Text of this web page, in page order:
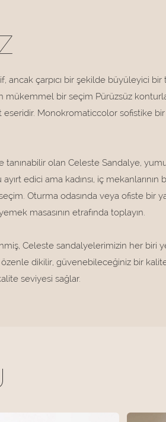
çarpıcı bir şekilde büyüleyici bir
mükemmel bir seçim Pürüzsüz
Monokromaticcolor sofistike bir
tanınabilir olan Celeste Sandalye,
edici ama kadınsı, iç mekanlarının
Oturma odasında veya ofiste bir
masasının etrafında toplayın.
Celeste sandalyelerimizin her biri
özenle dikilir, güvenebileceğiniz bir
seviyesi sağlar.